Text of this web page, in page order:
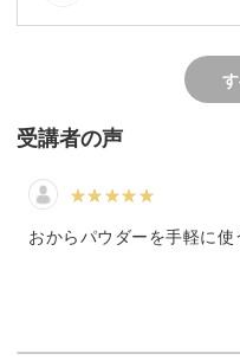
主食となる一品なので、
ピです。
受講者の声
おからパウダーを手軽に使